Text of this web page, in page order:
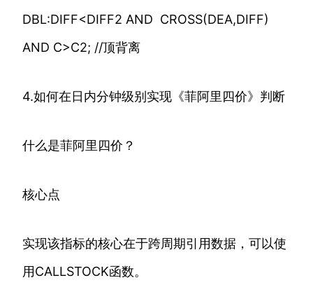
DBL:DIFF<DIFF2 AND CROSS(DEA,DIFF)
AND C>C2; //顶背离
4.如何在日内分钟级别实现《菲阿里四价》判断
什么是菲阿里四价？
核心点
实现该指标的核心在于跨周期引用数据，可以使
用CALLSTOCK函数。